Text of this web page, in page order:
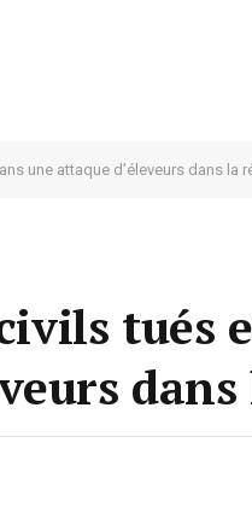
une attaque d’éleveurs dans la
tués